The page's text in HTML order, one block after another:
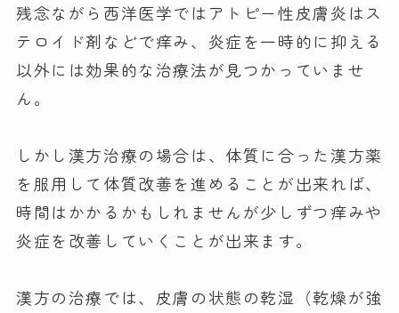
残念ながら西洋医学ではアトピー性皮膚炎はス
テロイド剤などで痒み、炎症を一時的に抑える
以外には効果的な治療法が見つかっていませ
ん。
しかし漢方治療の場合は、体質に合った漢方薬
を服用して体質改善を進めることが出来れば、
時間はかかるかもしれませんが少しずつ痒みや
炎症を改善していくことが出来ます。
漢方の治療では、皮膚の状態の乾湿（乾燥が強